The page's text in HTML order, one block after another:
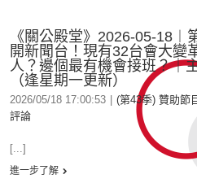
《關公殿堂》2026-05-18︱
開新聞台！現有32台會大變
人？邊個最有機會接班？｜
（逢星期一更新）
2026/05/18 17:00:53 (第43季) 贊助節
評論
[...]
進一步了解